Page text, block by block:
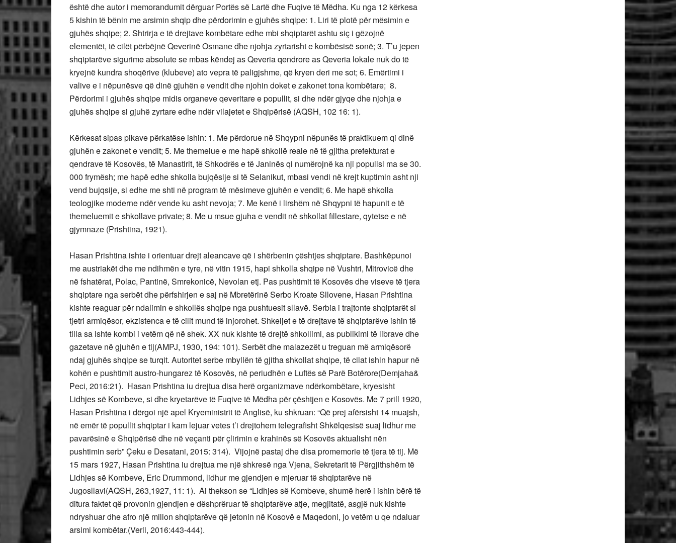
është dhe autor i memorandumit dërguar Portës së Lartë dhe Fuqive të Mëdha. Ku nga 12 kërkesa
5 kishin të bënin me arsimin shqip dhe përdorimin e gjuhës shqipe: 1. Liri të plotë për mësimin e
gjuhës shqipe; 2. Shtrirja e të drejtave kombëtare edhe mbi shqiptarët ashtu siç i gëzojnë
elementët, të cilët përbëjnë Qeverinë Osmane dhe njohja zyrtarisht e kombësisë sonë; 3. T’u jepen
shqiptarëve sigurime absolute se mbas këndej as Qeveria qendrore as Qeveria lokale nuk do të
kryejnë kundra shoqërive (klubeve) ato vepra të paligjshme, që kryen deri me sot; 6. Emërtimi i
valive e i nëpunësve që dinë gjuhën e vendit dhe njohin doket e zakonet tona kombëtare; 8.
Përdorimi i gjuhës shqipe midis organeve qeveritare e popullit, si dhe ndër gjyqe dhe njohja e
gjuhës shqipe si gjuhë zyrtare edhe ndër vilajetet e Shqipërisë (AQSH, 102 16: 1).
Kërkesat sipas pikave përkatëse ishin: 1. Me përdorue në Shqypni nëpunës të praktikuem qi dinë
gjuhën e zakonet e vendit; 5. Me themelue e me hapë shkollë reale në të gjitha prefekturat e
qendrave të Kosovës, të Manastirit, të Shkodrës e të Janinës qi numërojnë ka nji popullsi ma se 30.
000 frymësh; me hapë edhe shkolla bujqësije si të Selanikut, mbasi vendi në krejt kuptimin asht nji
vend bujqsije, si edhe me shti në program të mësimeve gjuhën e vendit; 6. Me hapë shkolla
teologjike moderne ndër vende ku asht nevoja; 7. Me kenë i lirshëm në Shqypni të hapunit e të
themeluemit e shkollave private; 8. Me u msue gjuha e vendit në shkollat fillestare, qytetse e në
gjymnaze (Prishtina, 1921).
Hasan Prishtina ishte i orientuar drejt aleancave që i shërbenin çështjes shqiptare. Bashkëpunoi
me austriakët dhe me ndihmën e tyre, në vitin 1915, hapi shkolla shqipe në Vushtri, Mitrovicë dhe
në fshatërat, Polac, Pantinë, Smrekonicë, Nevolan etj. Pas pushtimit të Kosovës dhe viseve të tjera
shqiptare nga serbët dhe përfshirjen e saj në Mbretërinë Serbo Kroate Sllovene, Hasan Prishtina
kishte reaguar për ndalimin e shkollës shqipe nga pushtuesit sllavë. Serbia i trajtonte shqiptarët si
tjetri armiqësor, ekzistenca e të cilit mund të injorohet. Shkeljet e të drejtave të shqiptarëve ishin të
tilla sa ishte kombi i vetëm që në shek. XX nuk kishte të drejtë shkollimi, as publikimi të librave dhe
gazetave në gjuhën e tij(AMPJ, 1930, 194: 101). Serbët dhe malazezët u treguan më armiqësorë
ndaj gjuhës shqipe se turqit. Autoritet serbe mbyllën të gjitha shkollat shqipe, të cilat ishin hapur në
kohën e pushtimit austro-hungarez të Kosovës, në periudhën e Luftës së Parë Botërore(Demjaha&
Peci, 2016:21). Hasan Prishtina iu drejtua disa herë organizmave ndërkombëtare, kryesisht
Lidhjes së Kombeve, si dhe kryetarëve të Fuqive të Mëdha për çështjen e Kosovës. Me 7 prill 1920,
Hasan Prishtina i dërgoi një apel Kryeministrit të Anglisë, ku shkruan: “Që prej afërsisht 14 muajsh,
në emër të popullit shqiptar i kam lejuar vetes t’i drejtohem telegrafisht Shkëlqesisë suaj lidhur me
pavarësinë e Shqipërisë dhe në veçanti për çlirimin e krahinës së Kosovës aktualisht nën
pushtimin serb” Çeku e Desatani, 2015: 314). Vijojnë pastaj dhe disa promemorie të tjera të tij. Më
15 mars 1927, Hasan Prishtina iu drejtua me një shkresë nga Vjena, Sekretarit të Përgjithshëm të
Lidhjes së Kombeve, Eric Drummond, lidhur me gjendjen e mjeruar të shqiptarëve në
Jugosllavi(AQSH, 263,1927, 11: 1). Ai thekson se “Lidhjes së Kombeve, shumë herë i ishin bërë të
ditura faktet që provonin gjendjen e dëshprëruar të shqiptarëve atje, megjitatë, asgjë nuk kishte
ndryshuar dhe afro një milion shqiptarëve që jetonin në Kosovë e Maqedoni, jo vetëm u qe ndaluar
arsimi kombëtar.(Verli, 2016:443-444).